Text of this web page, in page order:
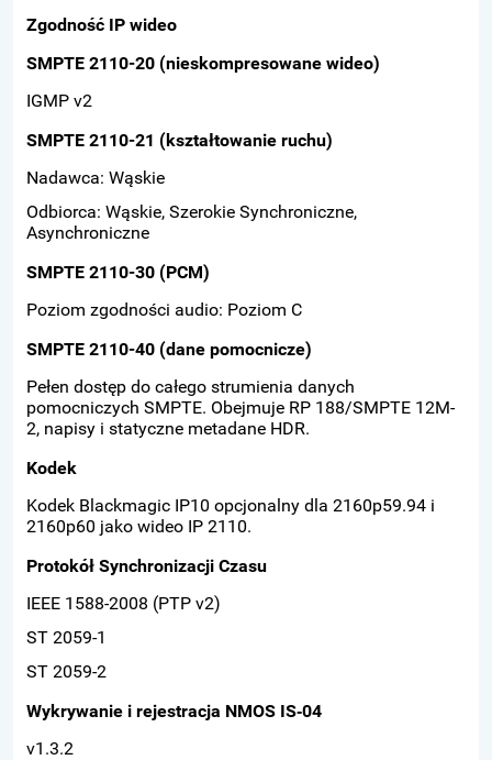
Zgodność IP wideo
SMPTE 2110-20 (nieskompresowane wideo)
IGMP v2
SMPTE 2110-21 (kształtowanie ruchu)
Nadawca: Wąskie
Odbiorca: Wąskie, Szerokie Synchroniczne,
Asynchroniczne
SMPTE 2110-30 (PCM)
Poziom zgodności audio: Poziom C
SMPTE 2110-40 (dane pomocnicze)
Pełen dostęp do całego strumienia danych
pomocniczych SMPTE. Obejmuje RP 188/SMPTE 12M-
2, napisy i statyczne metadane HDR.
Kodek
Kodek Blackmagic IP10 opcjonalny dla 2160p59.94 i
2160p60 jako wideo IP 2110.
Protokół Synchronizacji Czasu
IEEE 1588-2008 (PTP v2)
ST 2059-1
ST 2059-2
Wykrywanie i rejestracja NMOS IS‑04
v1.3.2